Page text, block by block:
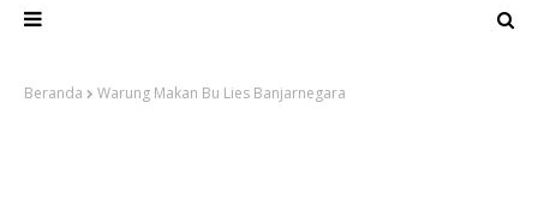
Beranda Warung Makan Bu Lies Banjarnegara